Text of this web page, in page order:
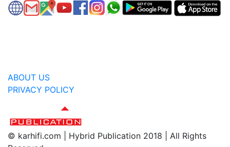
ABOUT US
PRIVACY POLICY
© karhifi.com | Hybrid Publication 2018 | All Rights